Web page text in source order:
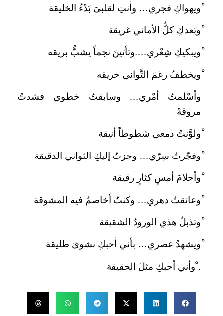
ْويهواكِ فجري… وأنتِ لقلبىَ بَدْءُ الخليقة
ْوبَعدكِ كلُّ الأماني غريقة
ْويبكيكِ شِعْري….وتأتينَ نجماً يشبُّ بريقه
ْويخطفُ رغمَ التَّواني حريقه
وأسْلمتُ أمْري… وسابقتُ خطوي فشدتُ
مروقهْ
ْولوَّنتُ دمعي شطوطاً أنيقة
ْوفجّرتُ سِرّي… وجزتُ إليكِ الثواني الدقيقة
ْوأحلامَ أمسٍ كثارٍ رقيقة
ْوعانقتُ دهري… وكنتُ أخاصمُ فيه المشوقة
ْوتذبلُ هذي الورودُ الشقيقة
ْويشهدُ عصري… بأني أحبكِ نشوىَ طليقة
. ْوأني أحبكِ مثلَ الحقيقة